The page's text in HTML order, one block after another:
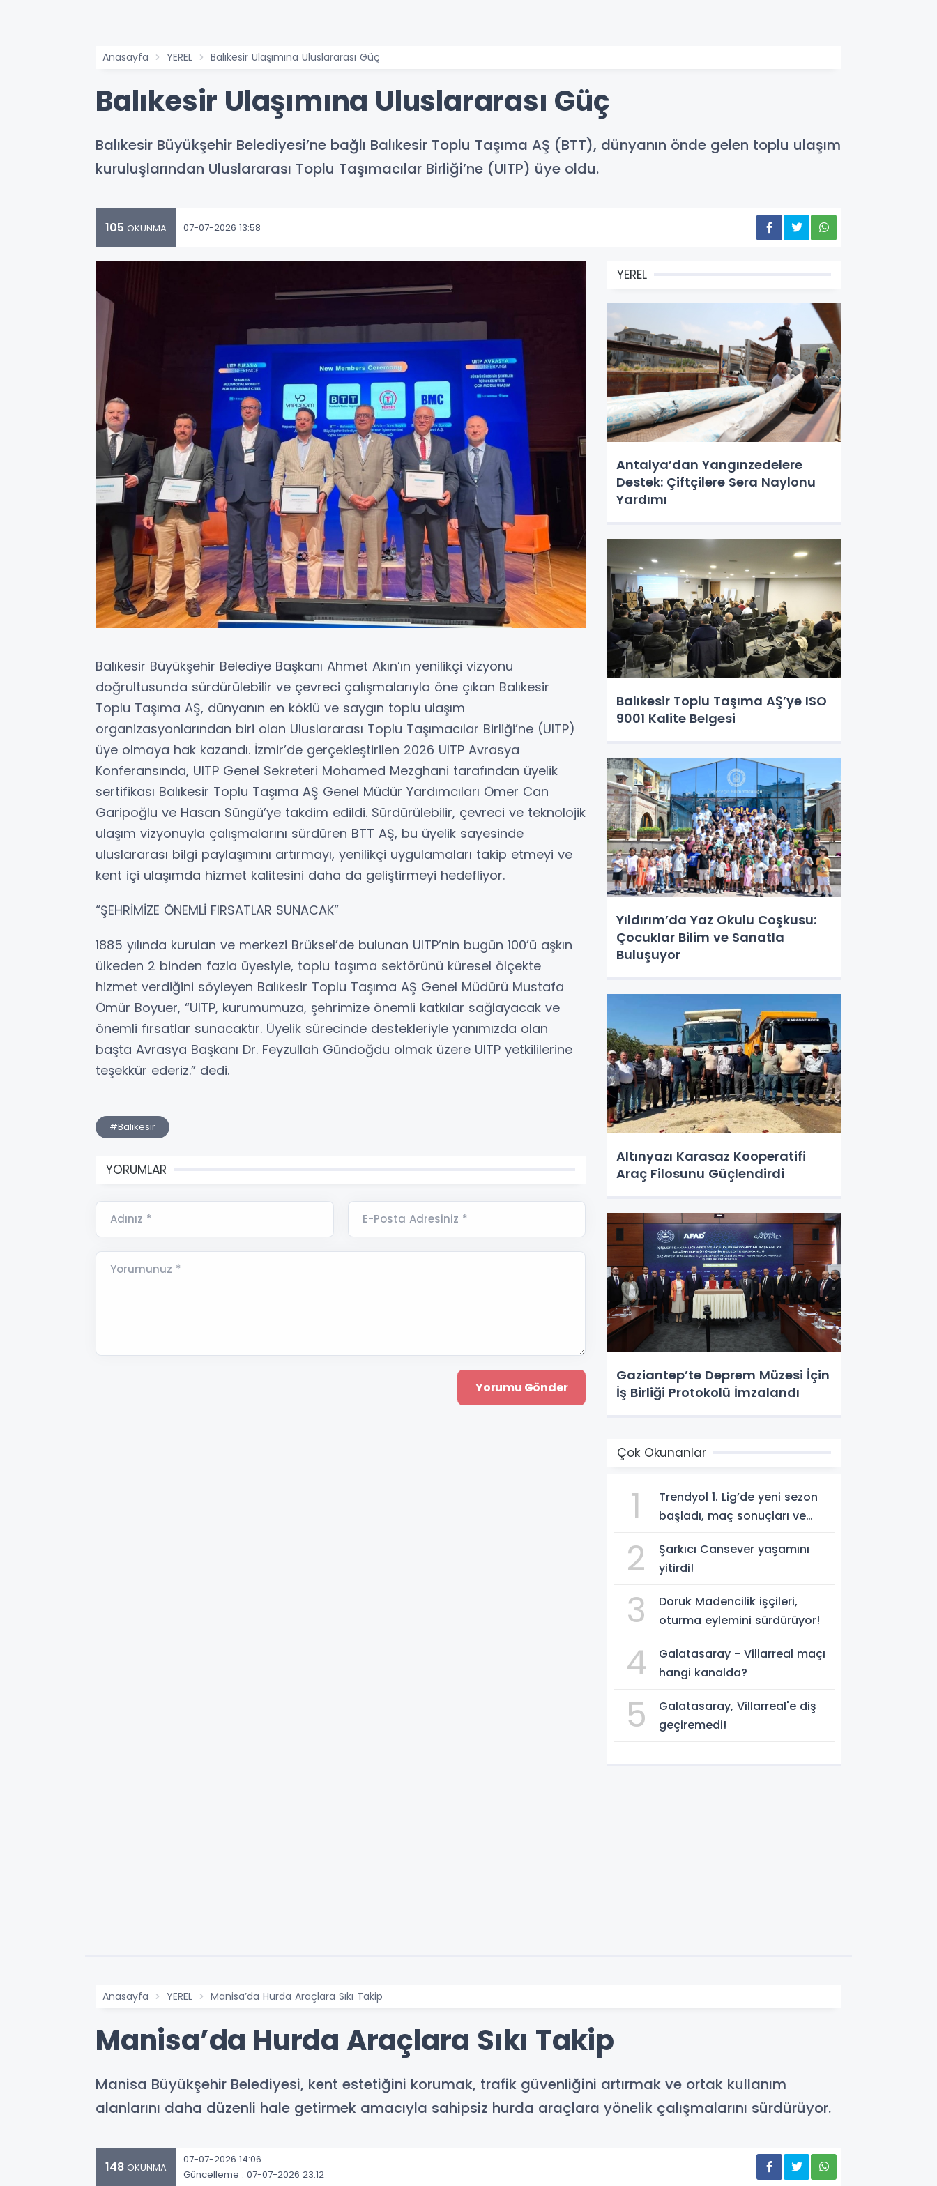
Anasayfa YEREL Balıkesir Ulaşımına Uluslararası Güç
Balıkesir Ulaşımına Uluslararası Güç
Balıkesir Büyükşehir Belediyesi’ne bağlı Balıkesir Toplu Taşıma AŞ (BTT), dünyanın önde gelen toplu ulaşım
kuruluşlarından Uluslararası Toplu Taşımacılar Birliği’ne (UITP) üye oldu.
105 OKUNMA 07-07-2026 13:58
Balıkesir Büyükşehir Belediye Başkanı Ahmet Akın’ın yenilikçi vizyonu
doğrultusunda sürdürülebilir ve çevreci çalışmalarıyla öne çıkan Balıkesir
Toplu Taşıma AŞ, dünyanın en köklü ve saygın toplu ulaşım
organizasyonlarından biri olan Uluslararası Toplu Taşımacılar Birliği’ne (UITP)
üye olmaya hak kazandı. İzmir’de gerçekleştirilen 2026 UITP Avrasya
Konferansında, UITP Genel Sekreteri Mohamed Mezghani tarafından üyelik
sertifikası Balıkesir Toplu Taşıma AŞ Genel Müdür Yardımcıları Ömer Can
Garipoğlu ve Hasan Süngü’ye takdim edildi. Sürdürülebilir, çevreci ve teknolojik
ulaşım vizyonuyla çalışmalarını sürdüren BTT AŞ, bu üyelik sayesinde
uluslararası bilgi paylaşımını artırmayı, yenilikçi uygulamaları takip etmeyi ve
kent içi ulaşımda hizmet kalitesini daha da geliştirmeyi hedefliyor.
“ŞEHRİMİZE ÖNEMLİ FIRSATLAR SUNACAK”
1885 yılında kurulan ve merkezi Brüksel’de bulunan UITP’nin bugün 100’ü aşkın
ülkeden 2 binden fazla üyesiyle, toplu taşıma sektörünü küresel ölçekte
hizmet verdiğini söyleyen Balıkesir Toplu Taşıma AŞ Genel Müdürü Mustafa
Ömür Boyuer, “UITP, kurumumuza, şehrimize önemli katkılar sağlayacak ve
önemli fırsatlar sunacaktır. Üyelik sürecinde destekleriyle yanımızda olan
başta Avrasya Başkanı Dr. Feyzullah Gündoğdu olmak üzere UITP yetkililerine
teşekkür ederiz.” dedi.
#Balıkesir
YORUMLAR
Adınız * E-Posta Adresiniz *
Yorumunuz *
YEREL
Antalya’dan Yangınzedelere
Destek: Çiftçilere Sera Naylonu
Yardımı
Balıkesir Toplu Taşıma AŞ’ye ISO
9001 Kalite Belgesi
Yıldırım’da Yaz Okulu Coşkusu:
Çocuklar Bilim ve Sanatla
Buluşuyor
Altınyazı Karasaz Kooperatifi
Araç Filosunu Güçlendirdi
Gaziantep’te Deprem Müzesi İçin
İş Birliği Protokolü İmzalandı
Çok Okunanlar
1
Trendyol 1. Lig’de yeni sezon
başladı, maç sonuçları ve
2
Şarkıcı Cansever yaşamını
yitirdi!
3
Doruk Madencilik işçileri,
oturma eylemini sürdürüyor!
4
Galatasaray - Villarreal maçı
hangi kanalda?
5
Galatasaray, Villarreal'e diş
geçiremedi!
Anasayfa YEREL Manisa’da Hurda Araçlara Sıkı Takip
Manisa’da Hurda Araçlara Sıkı Takip
Manisa Büyükşehir Belediyesi, kent estetiğini korumak, trafik güvenliğini artırmak ve ortak kullanım
alanlarını daha düzenli hale getirmek amacıyla sahipsiz hurda araçlara yönelik çalışmalarını sürdürüyor.
148 OKUNMA
07-07-2026 14:06
Güncelleme : 07-07-2026 23:12